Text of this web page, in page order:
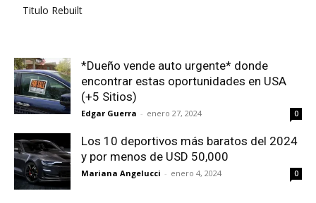
Titulo Rebuilt
*Dueño vende auto urgente* donde
encontrar estas oportunidades en USA
(+5 Sitios)
Edgar Guerra - enero 27, 2024 0
Los 10 deportivos más baratos del 2024
y por menos de USD 50,000
Mariana Angelucci - enero 4, 2024 0